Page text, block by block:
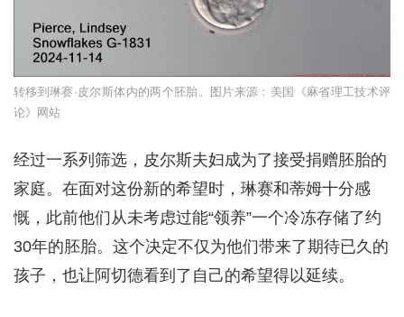
转移到琳赛·皮尔斯体内的两个胚胎。图片来源：美国《麻省理工技术评
论》网站
经过一系列筛选，皮尔斯夫妇成为了接受捐赠胚胎的
家庭。在面对这份新的希望时，琳赛和蒂姆十分感
慨，此前他们从未考虑过能“领养”一个冷冻存储了约
30年的胚胎。这个决定不仅为他们带来了期待已久的
孩子，也让阿切德看到了自己的希望得以延续。